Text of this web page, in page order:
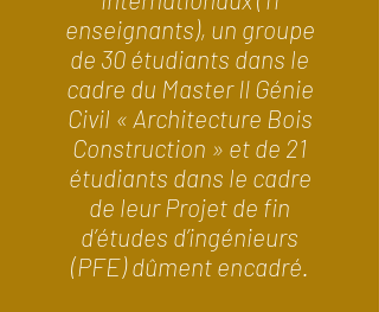
enseignants), un groupe
de 30 étudiants dans le
cadre du Master II Génie
Civil « Architecture Bois
Construction » et de 21
étudiants dans le cadre
de leur Projet de fin
d’études d’ingénieurs
(PFE) dûment encadré.